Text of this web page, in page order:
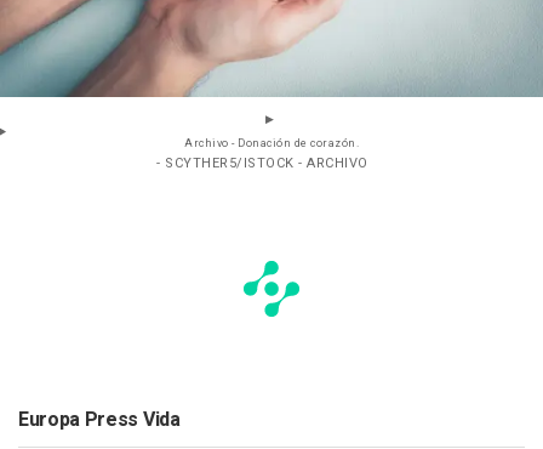
Archivo - Donación de corazón.
- SCYTHER5/ISTOCK - ARCHIVO
Europa Press Vida